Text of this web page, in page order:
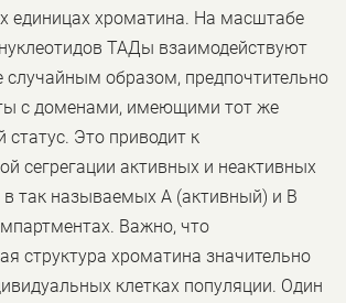
единицах хроматина. На масштабе
ТАДы взаимодействуют
случайным образом, предпочтительно
с доменами, имеющими тот же
статус. Это приводит к
сегрегации активных и неактивных
в так называемых А (активный) и В
Важно, что
структура хроматина значительно
клетках популяции. Один